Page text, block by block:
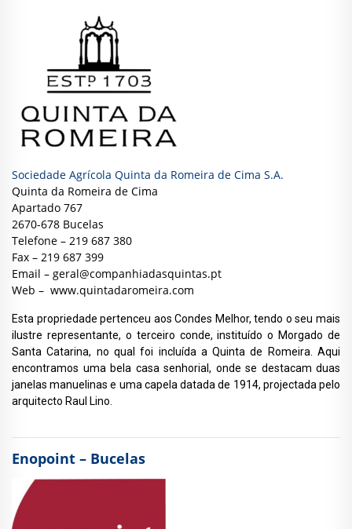
Sociedade Agrícola Quinta da Romeira de Cima S.A.
Quinta da Romeira de Cima
Apartado 767
2670-678 Bucelas
Telefone – 219 687 380
Fax – 219 687 399
Email – geral@companhiadasquintas.pt
Web – www.quintadaromeira.com
Esta propriedade pertenceu aos Condes Melhor, tendo o seu mais
ilustre representante, o terceiro conde, instituído o Morgado de
Santa Catarina, no qual foi incluída a Quinta de Romeira. Aqui
encontramos uma bela casa senhorial, onde se destacam duas
janelas manuelinas e uma capela datada de 1914, projectada pelo
arquitecto Raul Lino.
Enopoint – Bucelas